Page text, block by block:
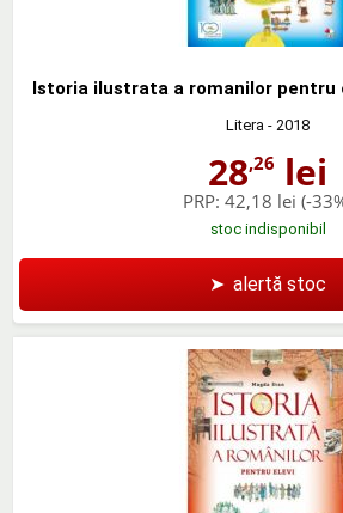
Istoria ilustrata a romanilor pentru
Litera - 2018
28,26 lei
PRP: 42,18 lei (-
stoc indisponibil
➤ alertă stoc